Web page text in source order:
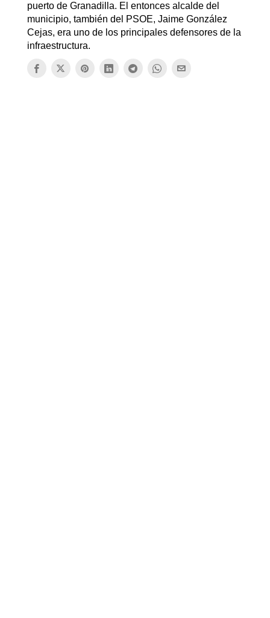
puerto de Granadilla. El entonces alcalde del
municipio, también del PSOE, Jaime González
Cejas, era uno de los principales defensores de la
infraestructura.